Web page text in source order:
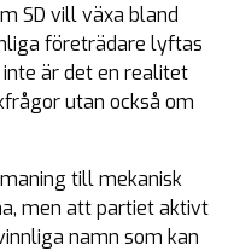
SD vill växa bland
företrädare lyftas
är det en realitet
utan också om
till mekanisk
men att partiet aktivt
namn som kan